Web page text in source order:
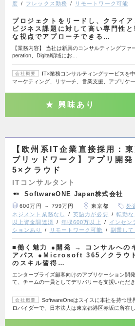
度
フレックス勤務 リモートワーク可能
プロジェクトをリードし、クライア
ビジネス課題に対して高い専門性と
な視点でアプローチできる…
【業務内容】 当社は新興のコンサルティングフ
peration、Digital領域にお…
会社概要
IT×業務コンサルティングサービスを
マーケティング、リサーチ、営業支援、アプリケ
興味あり
【欧州系IT企業直接採用：
ブリッドワーク】アプリ開
5×クラウド
ITコンサルタント
SoftwareONE Japan株式会社
600万円 ～ 799万円 東京都 外
ネジメント業務なし
英語力が必要 転勤な
以上資金調達済
年収600万以上 インセン
ションあり
リモートワーク可能 副業して
■働く魅力 ●開発 → コンサルへの
アパス ●Microsoft 365／クラウ
のスキル習得…
エンタープライズ顧客向けのアプリケーション開
て、チームの一員としてデリバリーを支援いただ
会社概要
SoftwareOneはスイスに本社を持つ世
ロバイダーで、日本法人は東京都港区赤坂に所在